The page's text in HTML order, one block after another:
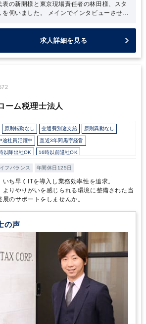
の新開様と東京現場責任者の林田様、スタ
伺いました。
。その想いは監査法人コスモスの経営理念
。
メンバーの成長や幸福に貢献」することも理
んな理念の追求から生まれたもので、組織
存分に活躍できるように、他の監査法人に
、監査以外の仕事に従事する方が多く、様々
きる環境があります。クライアントの様々な
ッショナル集団」です。
「本当に求められる監査を身に着けたい」
ロフェッショナリティーを高め、仕事にや
おすすめしたい監査法人です。
求人詳細を見る
ーム税理士法人
原則転勤なし 交通費別途支給 原則異動なし
途社員活躍中 直近3年間黒字経営
以降出社OK 16時以前退社OK
日以上 英語力を活かす
外資系に強み
士＋税理士等）
フバランス 年間休日125日
ち早くITを導入し業務効率性を追求。
よりやりがいを感じられる環境に整備された当
のサポートをしませんか。
の声